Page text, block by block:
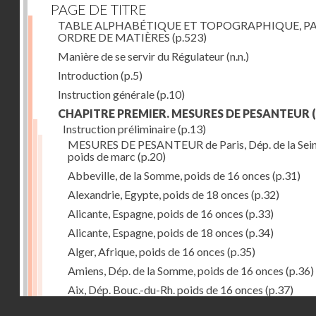
PAGE DE TITRE
TABLE ALPHABÉTIQUE ET TOPOGRAPHIQUE,
ORDRE DE MATIÈRES (p.523)
Manière de se servir du Régulateur(n.n.)
Introduction(p.5)
Instruction générale(p.10)
CHAPITRE PREMIER. MESURES DE PESANTEUR
Instruction préliminaire(p.13)
MESURES DE PESANTEUR de Paris, Dép. de la
poids de marc (p.20)
Abbeville, de la Somme, poids de 16 onces (p.31)
Alexandrie, Egypte, poids de 18 onces (p.32)
Alicante, Espagne, poids de 16 onces (p.33)
Alicante, Espagne, poids de 18 onces (p.34)
Alger, Afrique, poids de 16 onces (p.35)
Amiens, Dép. de la Somme, poids de 16 onces (p.36)
Aix, Dép. Bouc.-du-Rh. poids de 16 onces (p.37)